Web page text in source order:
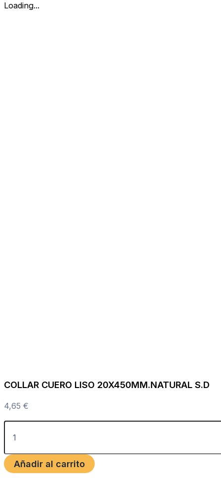
Loading...
COLLAR CUERO LISO 20X450MM.NATURAL S.D
4,65 €
Añadir al carrito